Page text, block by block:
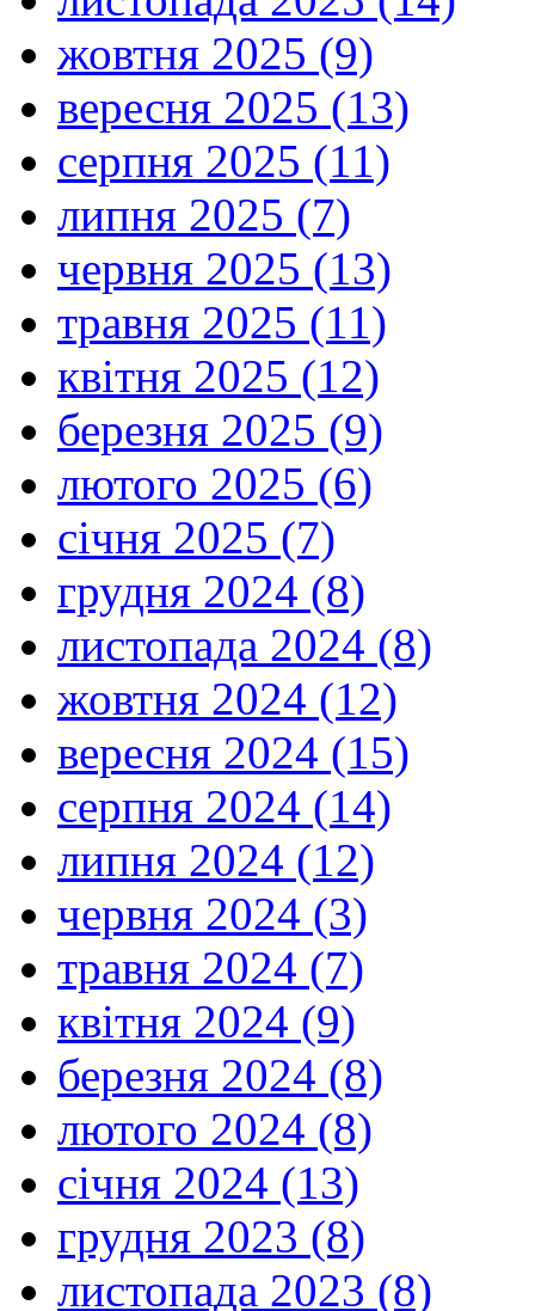
жовтня 2025 (9)
вересня 2025 (13)
серпня 2025 (11)
липня 2025 (7)
червня 2025 (13)
травня 2025 (11)
квітня 2025 (12)
березня 2025 (9)
лютого 2025 (6)
січня 2025 (7)
грудня 2024 (8)
листопада 2024 (8)
жовтня 2024 (12)
вересня 2024 (15)
серпня 2024 (14)
липня 2024 (12)
червня 2024 (3)
травня 2024 (7)
квітня 2024 (9)
березня 2024 (8)
лютого 2024 (8)
січня 2024 (13)
грудня 2023 (8)
листопада 2023 (8)